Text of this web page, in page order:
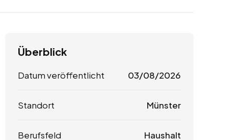
Überblick
Datum veröffentlicht 03/08/2026
Standort Münster
Berufsfeld Haushalt